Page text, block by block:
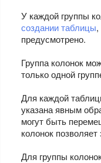
У каждой группы
создании таблицы
предусмотрено.
Группа колонок
только одной
Для каждой
указана явным
могут быть
колонок
Для группы